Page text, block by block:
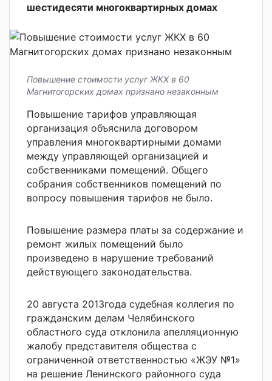
шестидесяти многоквартирных домах
Повышение стоимости услуг ЖКХ в 60
Магнитогорских домах признано незаконным
Повышение тарифов управляющая
организация объяснила договором
управления многоквартирными домами
между управляющей организацией и
собственниками помещений. Общего
собрания собственников помещений по
вопросу повышения тарифов не было.
Повышение размера платы за содержание и
ремонт жилых помещений было
произведено в нарушение требований
действующего законодательства.
20 августа 2013года судебная коллегия по
гражданским делам Челябинского
областного суда отклонила апелляционную
жалобу представителя общества с
ограниченной ответственностью «ЖЭУ №1»
на решение Ленинского районного суда